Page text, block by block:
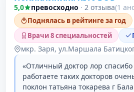
5,0 превосходно · 2 отзыва(1
Поднялась в рейтинге за год
Врачи 8 специальностей
мкр. Заря, ул.Маршала
«Отличный доктор лор
работаете таких докторов
поклон татьяна токарева г